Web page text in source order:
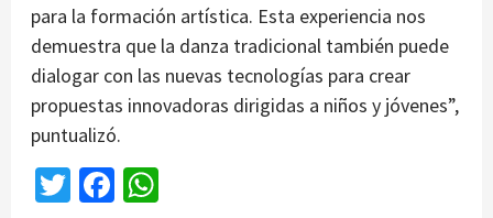
para la formación artística. Esta experiencia nos
demuestra que la danza tradicional también puede
dialogar con las nuevas tecnologías para crear
propuestas innovadoras dirigidas a niños y jóvenes”,
puntualizó.
TwitterFacebook